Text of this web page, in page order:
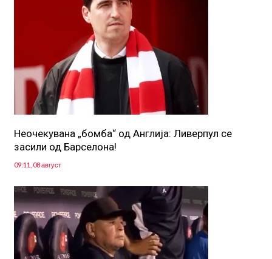
Неочекувана „бомба“ од Англија: Ливерпул се
засили од Барселона!
09:11, 08 август